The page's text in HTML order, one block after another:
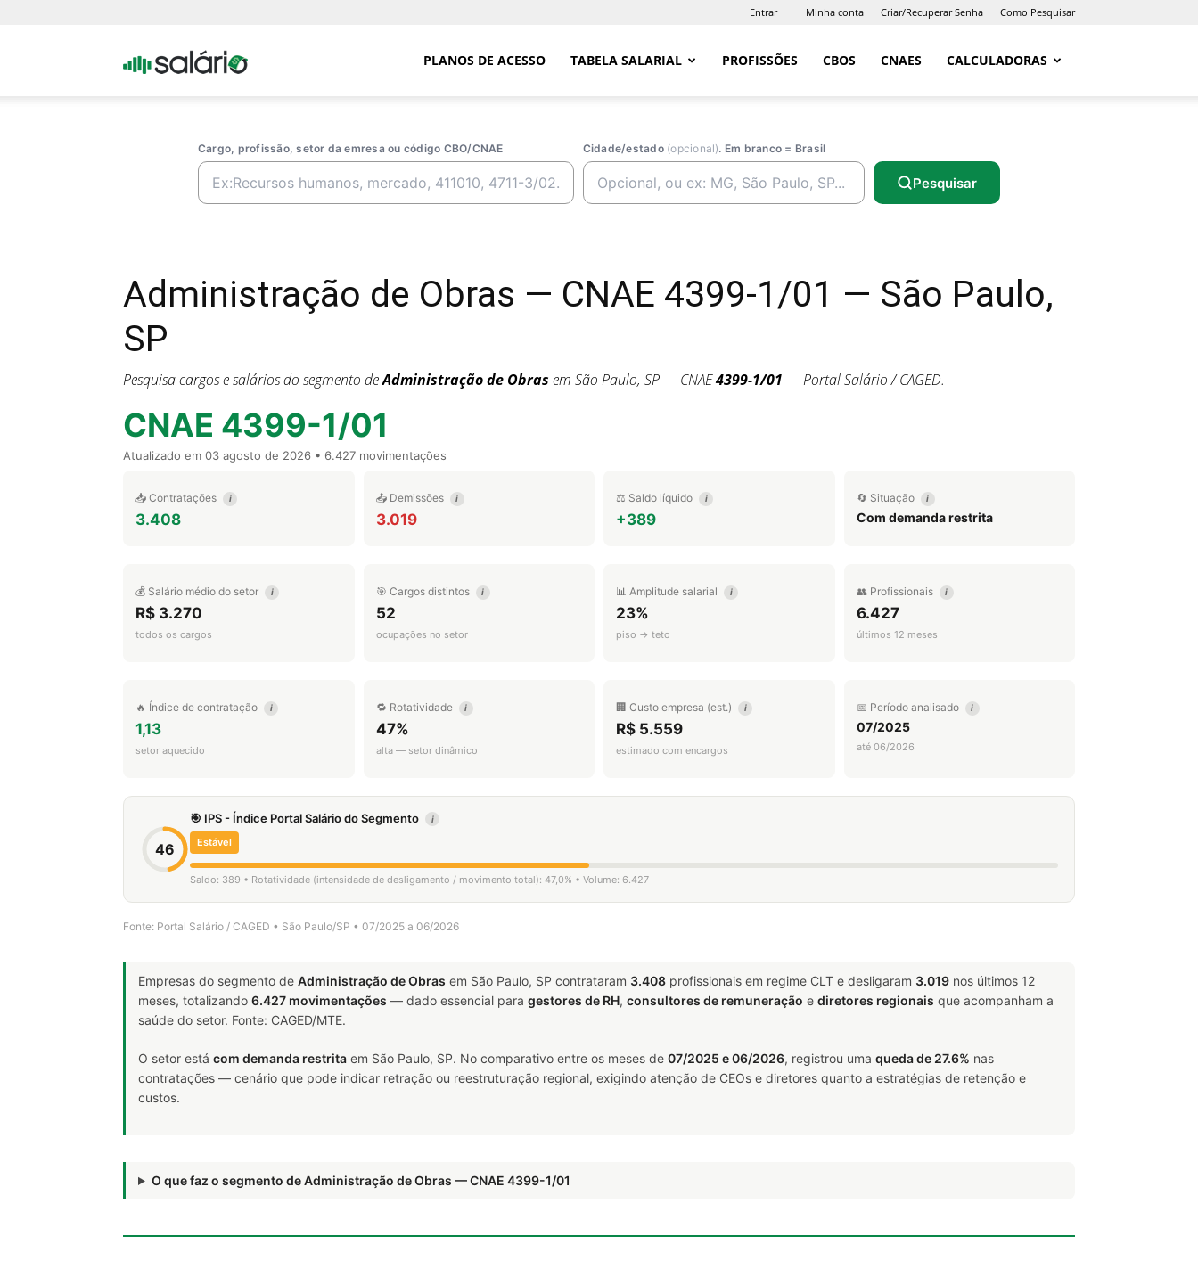
Entrar Minha conta Criar/Recuperar Senha Como Pesquisar
Portal PLANOS DE ACESSO TABELA SALARIAL PROFISSÕES CBOS CNAES CALCULADORAS
Cargo, profissão, setor da emresa ou código CBO/CNAE Cidade/estado (opcional). Em branco = Brasil
Pesquisar
Administração de Obras — CNAE 4399-1/01 — São Paulo,
SP
Pesquisa cargos e salários do segmento deAdministração de Obras em São Paulo, SP — CNAE4399-1/01 — Portal Salário / CAGED.
CNAE 4399-1/01
Atualizado em 03 agosto de 2026 • 6.427 movimentações
📥 Contratações i
3.408
📤 Demissões i
3.019
⚖️ Saldo líquido i
+389
🔄 Situação i
Com demanda restrita
💰 Salário médio do setor i
R$ 3.270
todos os cargos
🎯 Cargos distintos i
52
ocupações no setor
📊 Amplitude salarial i
23%
piso → teto
👥 Profissionais i
6.427
últimos 12 meses
🔥 Índice de contratação i
1,13
setor aquecido
🔁 Rotatividade i
47%
alta — setor dinâmico
🏢 Custo empresa (est.) i
R$ 5.559
estimado com encargos
📅 Período analisado i
07/2025
até 06/2026
46
🎯 IPS - Índice Portal Salário do Segmento i
Estável
Saldo: 389 • Rotatividade (intensidade de desligamento / movimento total): 47,0% • Volume: 6.427
Fonte: Portal Salário / CAGED • São Paulo/SP • 07/2025 a 06/2026
Empresas do segmento de Administração de Obras em São Paulo, SP contrataram 3.408 profissionais em regime CLT e desligaram 3.019 nos últimos 12
meses, totalizando 6.427 movimentações — dado essencial para gestores de RH, consultores de remuneração e diretores regionais que acompanham a
saúde do setor. Fonte: CAGED/MTE.
O setor está com demanda restrita em São Paulo, SP. No comparativo entre os meses de 07/2025 e 06/2026, registrou uma queda de 27.6% nas
contratações — cenário que pode indicar retração ou reestruturação regional, exigindo atenção de CEOs e diretores quanto a estratégias de retenção e
custos.
O que faz o segmento de Administração de Obras — CNAE 4399-1/01